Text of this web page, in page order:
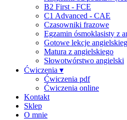
B2 First - FCE
C1 Advanced - CAE
Czasowniki frazowe
Egzamin ósmoklasisty z
Gotowe lekcje
Matura z angielskiego
Słowotwórstwo angielski
Ćwiczenia ▾
Ćwiczenia pdf
Ćwiczenia online
Kontakt
Sklep
O mnie